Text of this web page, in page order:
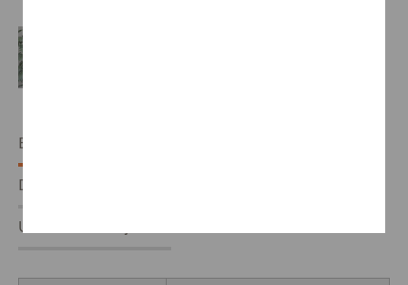
ESPECIFICAÇÕES
DETALHES DO PRODUTO
USO E APLICAÇÕES